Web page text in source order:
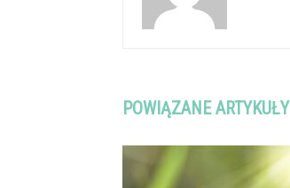
POWIĄZANE ARTYKUŁY